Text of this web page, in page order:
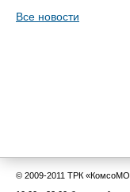
Все новости
© 2009-2011 ТРК